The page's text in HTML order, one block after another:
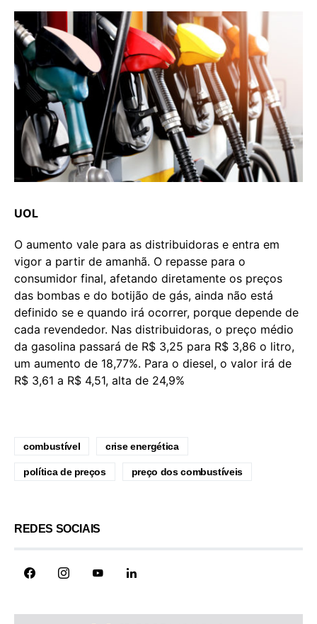
UOL
O aumento vale para as distribuidoras e entra em
vigor a partir de amanhã. O repasse para o
consumidor final, afetando diretamente os preços
das bombas e do botijão de gás, ainda não está
definido se e quando irá ocorrer, porque depende de
cada revendedor. Nas distribuidoras, o preço médio
da gasolina passará de R$ 3,25 para R$ 3,86 o litro,
um aumento de 18,77%. Para o diesel, o valor irá de
R$ 3,61 a R$ 4,51, alta de 24,9%
combustível crise energética
política de preços preço dos combustíveis
REDES SOCIAIS